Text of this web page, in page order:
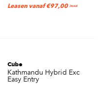
Leasen vanaf €97,00 /mnd
Cube
Kathmandu Hybrid Exc
Easy Entry